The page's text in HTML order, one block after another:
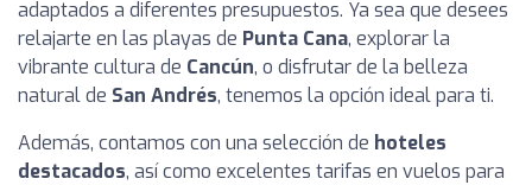
adaptados a diferentes presupuestos. Ya sea que desees
relajarte en las playas de Punta Cana, explorar la
vibrante cultura de Cancún, o disfrutar de la belleza
natural de San Andrés, tenemos la opción ideal para ti.
Además, contamos con una selección de hoteles
destacados, así como excelentes tarifas en vuelos para